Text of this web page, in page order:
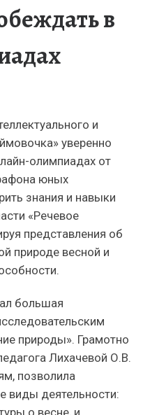
в
и
уверенно
олимпиадах от
юных
знания и навыки
«Речевое
представления об
природе весной и
большая
природы». Грамотно
Лихачевой О.В.
позволила
виды деятельности:
о весне, и